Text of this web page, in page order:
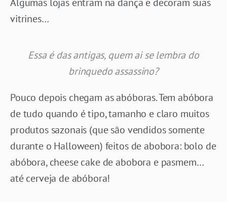
Algumas lojas entram na dança e decoram suas
vitrines…
Essa é das antigas, quem ai se lembra do
brinquedo assassino?
Pouco depois chegam as abóboras. Tem abóbora
de tudo quando é tipo, tamanho e claro muitos
produtos sazonais (que são vendidos somente
durante o Halloween) feitos de abobora: bolo de
abóbora, cheese cake de abobora e pasmem…
até cerveja de abóbora!